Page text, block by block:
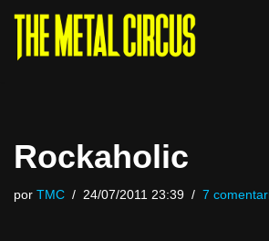
Saltar
Rockaholic
por TMC 24/07/2011 23:39 7